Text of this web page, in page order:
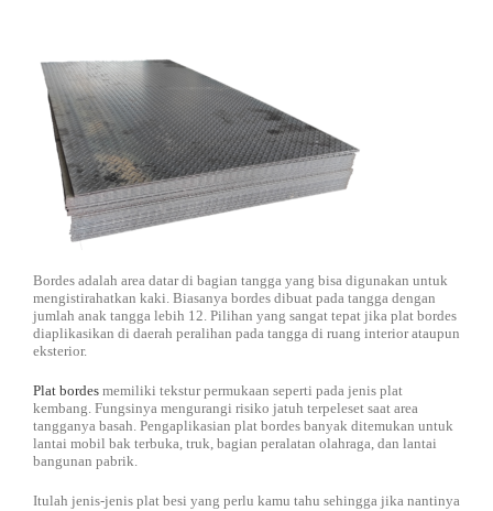
Bordes adalah area datar di bagian tangga yang bisa digunakan untuk
mengistirahatkan kaki. Biasanya bordes dibuat pada tangga dengan
jumlah anak tangga lebih 12. Pilihan yang sangat tepat jika plat bordes
diaplikasikan di daerah peralihan pada tangga di ruang interior ataupun
eksterior.
Plat bordes memiliki tekstur permukaan seperti pada jenis plat
kembang. Fungsinya mengurangi risiko jatuh terpeleset saat area
tangganya basah. Pengaplikasian plat bordes banyak ditemukan untuk
lantai mobil bak terbuka, truk, bagian peralatan olahraga, dan lantai
bangunan pabrik.
Itulah jenis-jenis plat besi yang perlu kamu tahu sehingga jika nantinya